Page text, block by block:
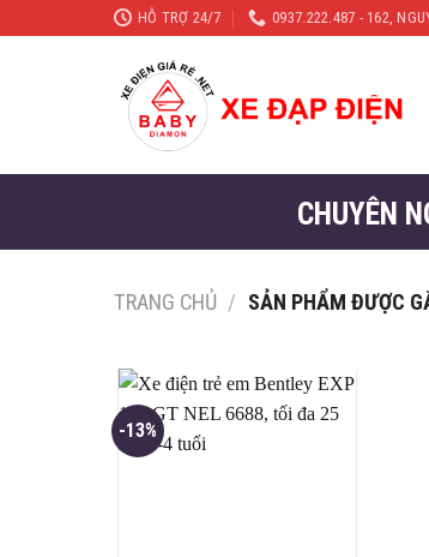
to
HỖ TRỢ 24/7 0937.222.487 - 162,
CHUYÊN
TRANG CHỦ / SẢN PHẨM ĐƯỢC
-13%